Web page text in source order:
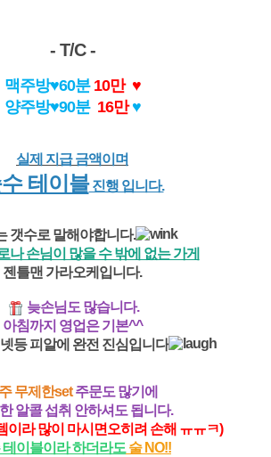
- T/C -
맥주방♥60분 10만 ♥
양주방♥90분 16만♥
실제 지급 금액이며
테이블진행 입니다.
갯수로 말해야합니다.
나 손님이 많을 수 밖에 없는 가게
젠틀맨 가라오케입니다.
늦손님도 많습니다.
아침까지 영업은 기본^^
등 피알에 완전 진심입니다
무제한set 주문도 많기에
알콜 섭취 안하셔도 됩니다.
이라 많이 마시면오히려 손해 ㅠㅠㅋ)
테이블이라 하더라도 술 NO!!